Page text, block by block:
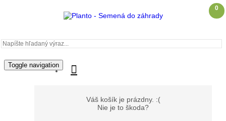
Toggle navigation
0
Váš košík je prázdny. :(
Nie je to škoda?